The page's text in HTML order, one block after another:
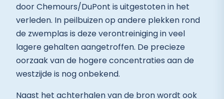
door Chemours/DuPont is uitgestoten in het
verleden. In peilbuizen op andere plekken rond
de zwemplas is deze verontreiniging in veel
lagere gehalten aangetroffen. De precieze
oorzaak van de hogere concentraties aan de
westzijde is nog onbekend.
Naast het achterhalen van de bron wordt ook